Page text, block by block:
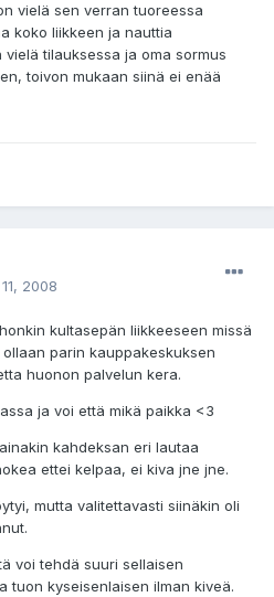
vielä sen verran tuoreessa
koko liikkeen ja nauttia
tilauksessa ja oma sormus
toivon mukaan siinä ei enää
2008
kultasepän liikkeeseen missä
parin kauppakeskuksen
huonon palvelun kera.
ja voi että mikä paikka <3
kahdeksan eri lautaa
ettei kelpaa, ei kiva jne jne.
mutta valitettavasti siinäkin oli
voi tehdä suuri sellaisen
tuon kyseisenlaisen ilman kiveä.